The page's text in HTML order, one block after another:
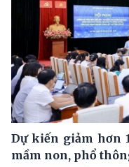
Dự kiến giảm hơn
mầm non, phổ